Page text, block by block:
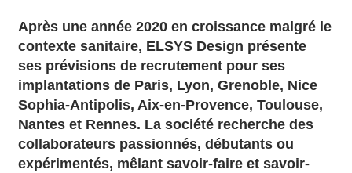
Après une année 2020 en croissance malgré le
contexte sanitaire, ELSYS Design présente
ses prévisions de recrutement pour ses
implantations de Paris, Lyon, Grenoble, Nice
Sophia-Antipolis, Aix-en-Provence, Toulouse,
Nantes et Rennes. La société recherche des
collaborateurs passionnés, débutants ou
expérimentés, mêlant savoir-faire et savoir-